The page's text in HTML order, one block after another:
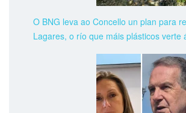
O BNG leva ao Concello un plan para
Lagares, o río que máis plásticos verte